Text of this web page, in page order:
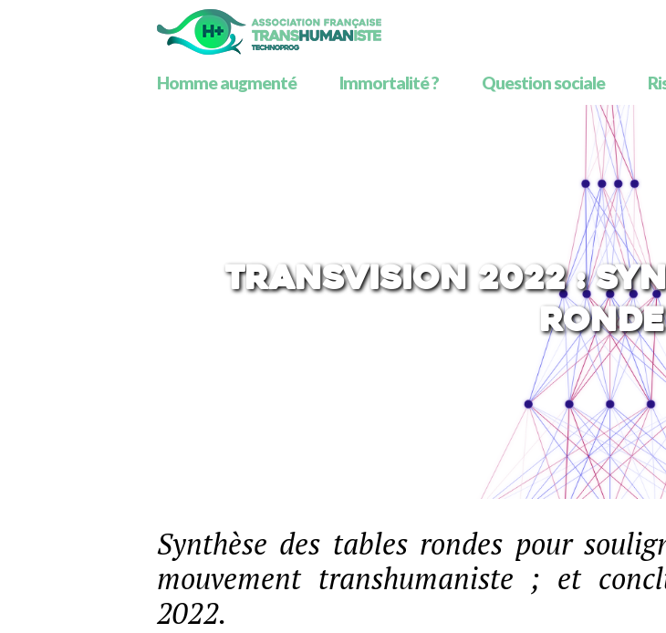
Homme augmenté Immortalité ? Question sociale
TransVision 2022 :
Synthèse des tables rondes pour
mouvement transhumaniste ; et
2022.